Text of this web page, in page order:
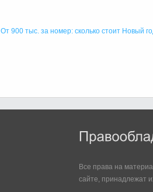
От 900 тыс. за номер: сколько стоит Новый
Все права на
сайте, принадлежат